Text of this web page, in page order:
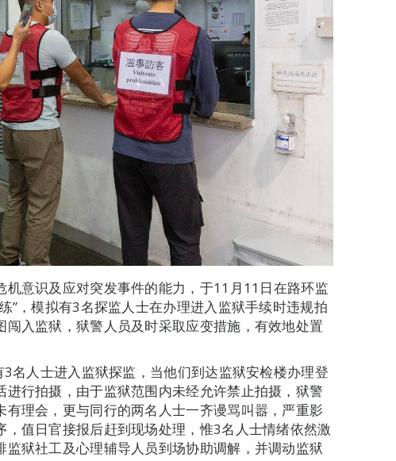
机意识及应对突发事件的能力，于11月11日在路环监
”，模拟有3名探监人士在办理进入监狱手续时违规拍
入监狱，狱警人员及时采取应变措施，有效地处置
名人士进入监狱探监，当他们到达监狱安检楼办理登
行拍摄，由于监狱范围内未经允许禁止拍摄，狱警
有理会，更与同行的两名人士一齐谩骂叫嚣，严重影
值日官接报后赶到现场处理，惟3名人士情绪依然激
狱社工及心理辅导人员到场协助调解，并调动监狱